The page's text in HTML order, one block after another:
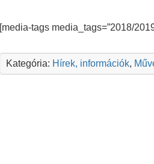
[media-tags media_tags=”2018/
Kategória: Hírek, információk,